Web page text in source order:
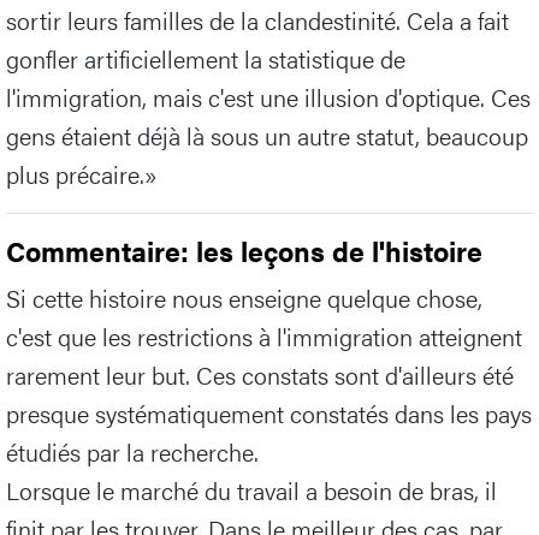
sortir leurs familles de la clandestinité. Cela a fait
gonfler artificiellement la statistique de
l'immigration, mais c'est une illusion d'optique. Ces
gens étaient déjà là sous un autre statut, beaucoup
plus précaire.»
Commentaire: les leçons de l'histoire
Si cette histoire nous enseigne quelque chose,
c'est que les restrictions à l'immigration atteignent
rarement leur but. Ces constats sont d'ailleurs été
presque systématiquement constatés dans les pays
étudiés par la recherche.
Lorsque le marché du travail a besoin de bras, il
finit par les trouver. Dans le meilleur des cas, par